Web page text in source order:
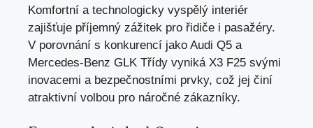
Komfortní a technologicky vyspělý interiér
zajišťuje příjemný zážitek pro řidiče i pasažéry.
V porovnání s konkurencí jako Audi Q5 a
Mercedes-Benz GLK Třídy vyniká X3 F25 svými
inovacemi a bezpečnostními prvky, což jej činí
atraktivní volbou pro náročné zákazníky.